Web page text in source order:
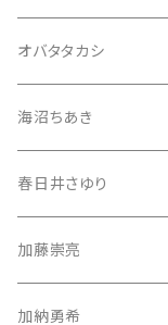
オバタタカシ
海沼ちあき
春日井さゆり
加藤崇亮
加納勇希